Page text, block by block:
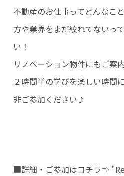
不動産のお仕事ってどんなこ
方や業界をまだ絞れてないっ
い！
リノベーション物件にもご案
２時間半の学びを楽しい時間
非ご参加ください♪
■詳細・ご参加はコチラ⇨